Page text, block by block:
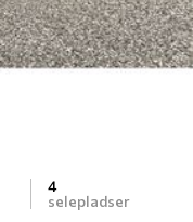
4
selepladser